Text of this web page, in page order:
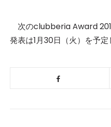
次のclubberia Award
発表は1月30日（火）を予